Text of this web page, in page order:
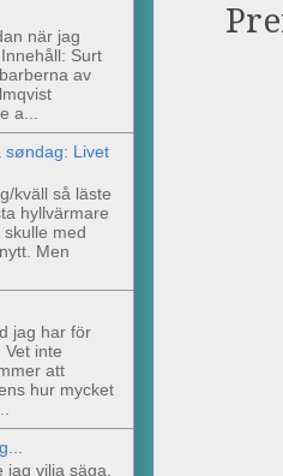
när jag
Surt
av
a...
søndag: Livet
kväll så läste
hyllvärmare
med
Men
jag har för
Vet inte
att
hur mycket
jag vilja säga.